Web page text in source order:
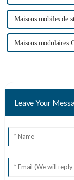
Maisons mobiles de
Maisons modulaires
Leave Your